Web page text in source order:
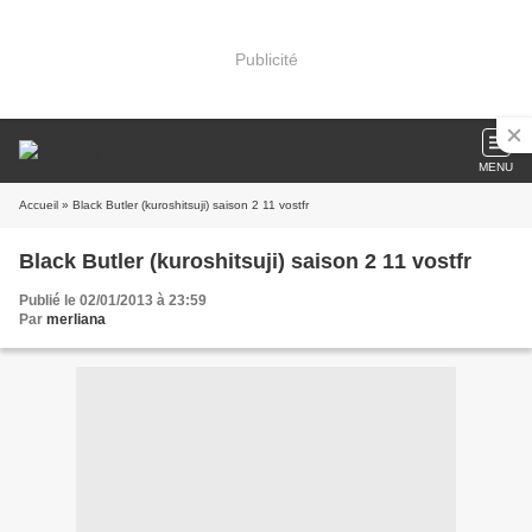
Publicité
MENU
Accueil » Black Butler (kuroshitsuji) saison 2 11 vostfr
Black Butler (kuroshitsuji) saison 2 11 vostfr
Publié le 02/01/2013 à 23:59
Par merliana